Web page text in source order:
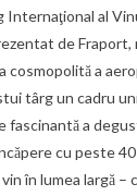
Internaţional al
de Fraport,
cosmopolită a
târg un cadru
fascinantă a
cu peste
în lumea largă –